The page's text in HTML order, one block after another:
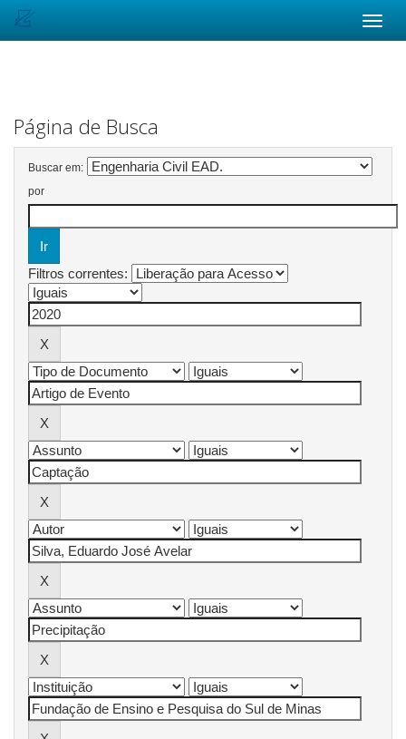
Página de Busca
Buscar em:
por
Filtros correntes: